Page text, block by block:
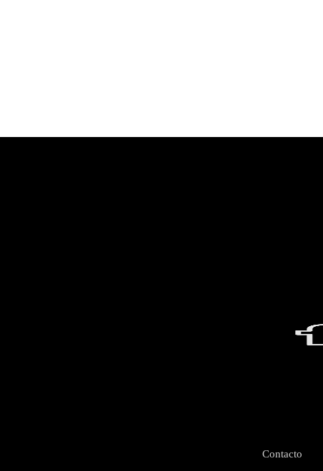
Contacto